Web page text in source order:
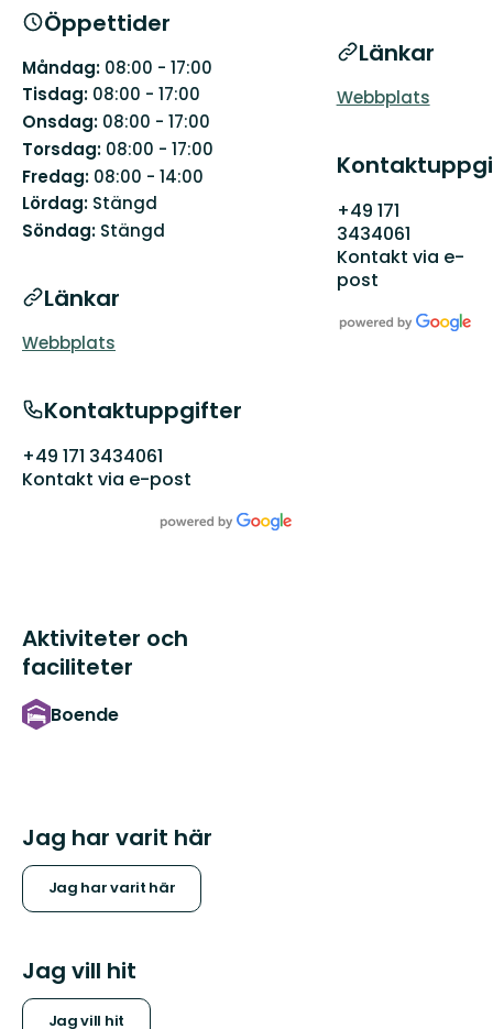
Öppettider
Måndag: 08:00 - 17:00
Tisdag: 08:00 - 17:00
Onsdag: 08:00 - 17:00
Torsdag: 08:00 - 17:00
Fredag: 08:00 - 14:00
Lördag: Stängd
Söndag: Stängd
Länkar
Webbplats
Kontaktuppgifter
+49 171 3434061
Kontakt via e-post
Aktiviteter och
faciliteter
Boende
Jag har varit här
Jag har varit här
Jag vill hit
Jag vill hit
Länkar
Webbplats
+49 171
3434061
Kontakt via e-
post